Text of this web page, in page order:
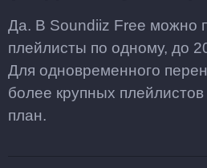
Да. В Soundiiz Free можно
плейлисты по одному, до
Для одновременного
более крупных
план.